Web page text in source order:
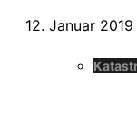
12. Januar